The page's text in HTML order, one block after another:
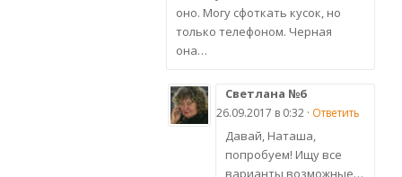
оно. Могу сфоткать кусок, но
только телефоном. Черная
она…
Светлана №6
26.09.2017 в 0:32 · Ответить
Давай, Наташа,
попробуем! Ищу все
варианты возможные…